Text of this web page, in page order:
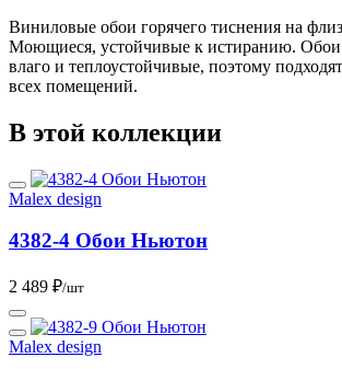
Виниловые обои горячего тиснения на
Моющиеся, устойчивые к истиранию. Обои
влаго и теплоустойчивые, поэтому
всех помещений.
В этой коллекции
Malex design
4382-4 Обои Ньютон
2 489 ₽/шт
Malex design